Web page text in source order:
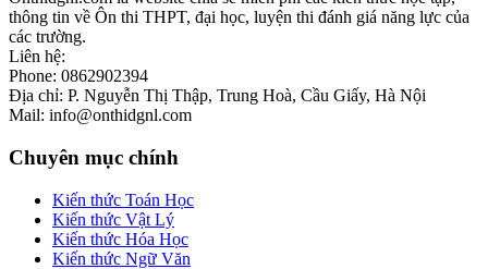
thông tin về Ôn thi THPT, đại học, luyện thi đánh giá năng lực của
các trường.
Liên hệ:
Phone: 0862902394
Địa chỉ: P. Nguyễn Thị Thập, Trung Hoà, Cầu Giấy, Hà Nội
Mail: info@onthidgnl.com
Chuyên mục chính
Kiến thức Toán Học
Kiến thức Vật Lý
Kiến thức Hóa Học
Kiến thức Ngữ Văn